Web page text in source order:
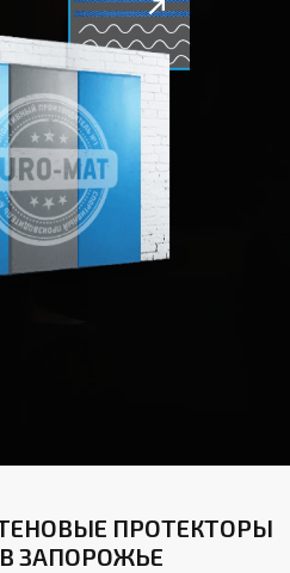
ПРОТЕКТОРЫ
ЗАПОРОЖЬЕ